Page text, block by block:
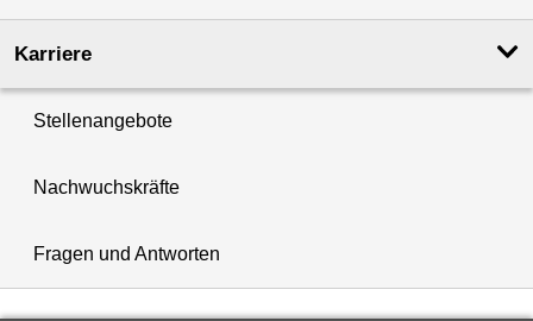
Karriere
Stellenangebote
Nachwuchskräfte
Fragen und Antworten